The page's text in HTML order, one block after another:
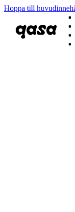
Hoppa till